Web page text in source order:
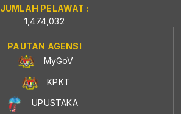
JUMLAH PELAWAT :
1,474,032
PAUTAN AGENSI
MyGoV
KPKT
UPUSTAKA